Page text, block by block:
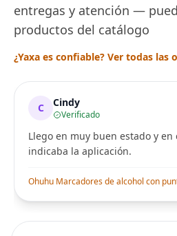
entregas y atención —
productos del catálogo
¿Yaxa es confiable? Ver todas las
C Cindy
Verificado
Llego en muy buen estado y
indicaba la aplicación.